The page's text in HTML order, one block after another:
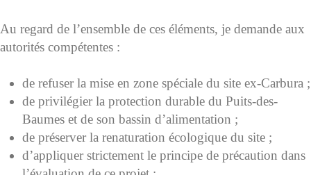
Au regard de l’ensemble de ces éléments, je demande aux
autorités compétentes :
de refuser la mise en zone spéciale du site ex-Carbura ;
de privilégier la protection durable du Puits-des-
Baumes et de son bassin d’alimentation ;
de préserver la renaturation écologique du site ;
d’appliquer strictement le principe de précaution dans